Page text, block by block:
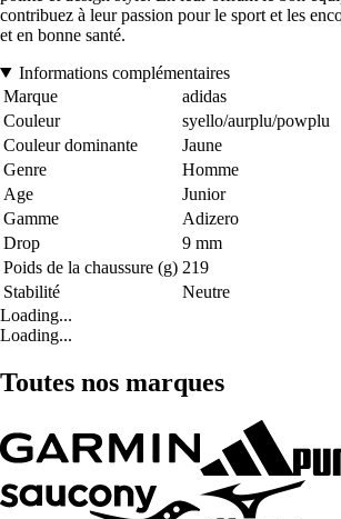
contribuez à leur passion pour le sport et les
et en bonne santé.
Informations complémentaires
Marque
adidas
Couleur
syello/aurplu/powplu
Couleur dominante
Jaune
Genre
Homme
Age
Junior
Gamme
Adizero
Drop
9 mm
Poids de la chaussure (g) 219
Stabilité
Neutre
Loading...
Loading...
Toutes nos marques